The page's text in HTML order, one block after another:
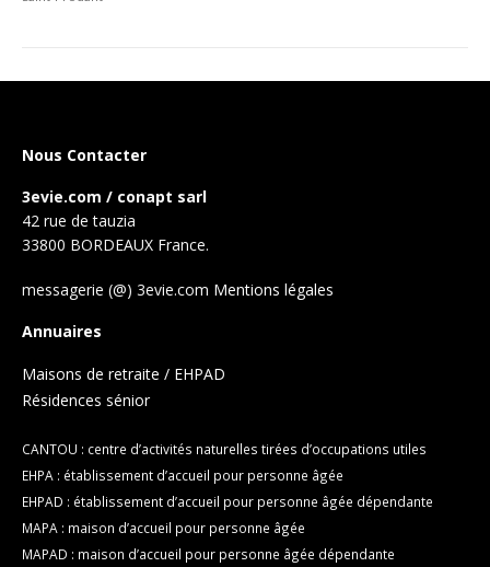
Nous Contacter
3evie.com / conapt sarl
42 rue de tauzia
33800 BORDEAUX France.
messagerie (@) 3evie.com Mentions légales
Annuaires
Maisons de retraite / EHPAD
Résidences sénior
CANTOU : centre d’activités naturelles tirées d’occupations utiles
EHPA : établissement d’accueil pour personne âgée
EHPAD : établissement d’accueil pour personne âgée dépendante
MAPA : maison d’accueil pour personne âgée
MAPAD : maison d’accueil pour personne âgée dépendante